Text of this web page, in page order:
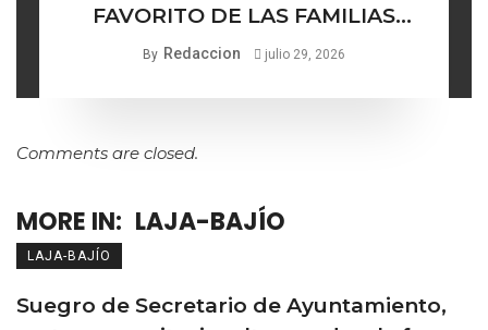
FAVORITO DE LAS FAMILIAS
By Redaccion julio 29, 2026
Comments are closed.
MORE IN: LAJA-BAJÍO
LAJA-BAJÍO
Suegro de Secretario de Ayuntamiento,